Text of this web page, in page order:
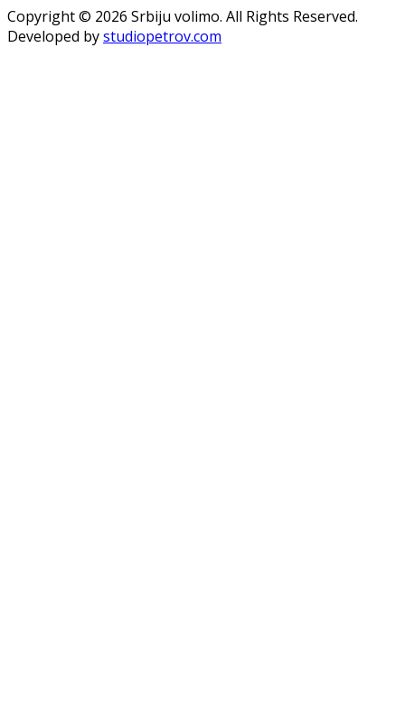
Copyright © 2026 Srbiju volimo. All Rights Reserved.
Developed bystudiopetrov.com